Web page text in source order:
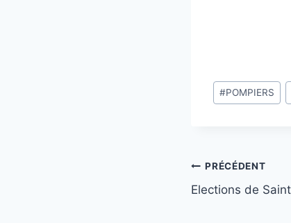
Étiquettes
de
#POMPIERS
Navigation
de
PRÉCÉDENT
Elections de